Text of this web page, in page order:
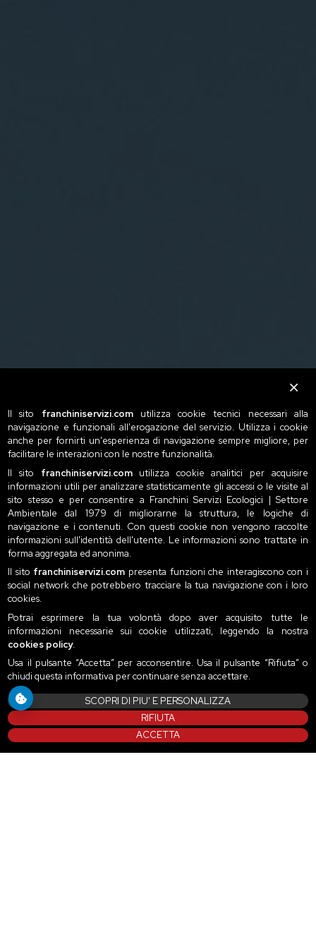
Il sito franchiniservizi.comutilizza cookie tecnici necessari alla
navigazione e funzionali all'erogazione del servizio. Utilizza i cookie
anche per fornirti un'esperienza di navigazione sempre migliore, per
facilitare le interazioni con le nostre funzionalità.
Il sito franchiniservizi.comutilizza cookie analitici per acquisire
informazioni utili per analizzare statisticamente gli accessi o le visite al
sito stesso e per consentire a Franchini Servizi Ecologici | Settore
Ambientale dal 1979 di migliorarne la struttura, le logiche di
navigazione e i contenuti. Con questi cookie non vengono raccolte
informazioni sull'identità dell'utente. Le informazioni sono trattate in
forma aggregata ed anonima.
Il sito franchiniservizi.com presenta funzioni che interagiscono con i
social network che potrebbero tracciare la tua navigazione con i loro
cookies.
Potrai esprimere la tua volontà dopo aver acquisito tutte le
informazioni necessarie sui cookie utilizzati, leggendo la nostra
cookies policy.
Usa il pulsante “Accetta” per acconsentire. Usa il pulsante “Rifiuta” o
chiudi questa informativa per continuare senza accettare.
SCOPRI DI PIU' E PERSONALIZZA
RIFIUTA
ACCETTA